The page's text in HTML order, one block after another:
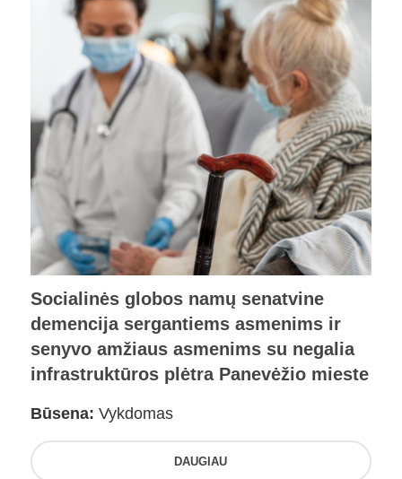
Socialinės globos namų senatvine
demencija sergantiems asmenims ir
senyvo amžiaus asmenims su negalia
infrastruktūros plėtra Panevėžio mieste
Būsena: Vykdomas
DAUGIAU